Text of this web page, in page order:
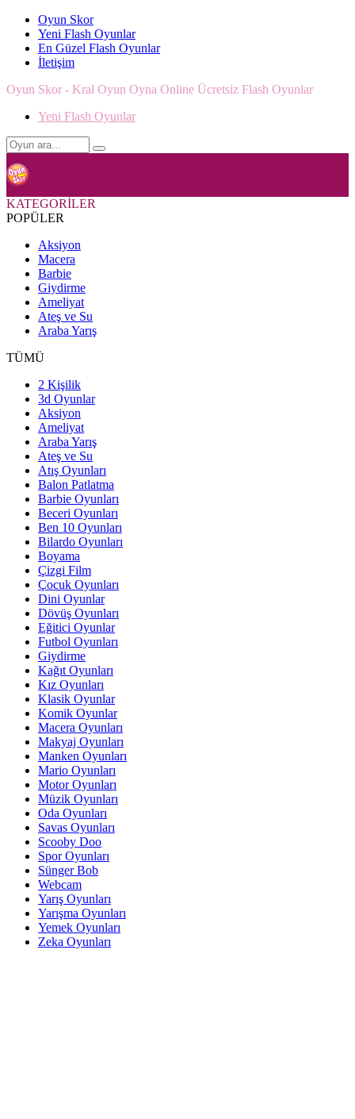
Oyun Skor
Yeni Flash Oyunlar
En Güzel Flash Oyunlar
İletişim
Oyun Skor - Kral Oyun Oyna Online Ücretsiz Flash Oyunlar
Yeni Flash Oyunlar
KATEGORİLER
POPÜLER
Aksiyon
Macera
Barbie
Giydirme
Ameliyat
Ateş ve Su
Araba Yarış
TÜMÜ
2 Kişilik
3d Oyunlar
Aksiyon
Ameliyat
Araba Yarış
Ateş ve Su
Atış Oyunları
Balon Patlatma
Barbie Oyunları
Beceri Oyunları
Ben 10 Oyunları
Bilardo Oyunları
Boyama
Çizgi Film
Çocuk Oyunları
Dini Oyunlar
Dövüş Oyunları
Eğitici Oyunlar
Futbol Oyunları
Giydirme
Kağıt Oyunları
Kız Oyunları
Klasik Oyunlar
Komik Oyunlar
Macera Oyunları
Makyaj Oyunları
Manken Oyunları
Mario Oyunları
Motor Oyunları
Müzik Oyunları
Oda Oyunları
Savas Oyunları
Scooby Doo
Spor Oyunları
Sünger Bob
Webcam
Yarış Oyunları
Yarışma Oyunları
Yemek Oyunları
Zeka Oyunları